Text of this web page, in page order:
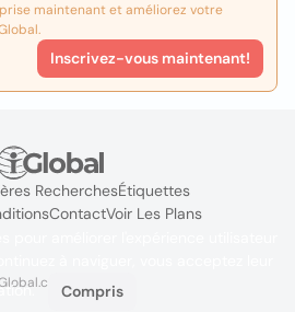
maintenant et améliorez votre
Inscrivez-vous maintenant!
RecherchesÉtiquettes
ContactVoir Les Plans
@ 2024
à naviguer, vous acceptez leur
Compris